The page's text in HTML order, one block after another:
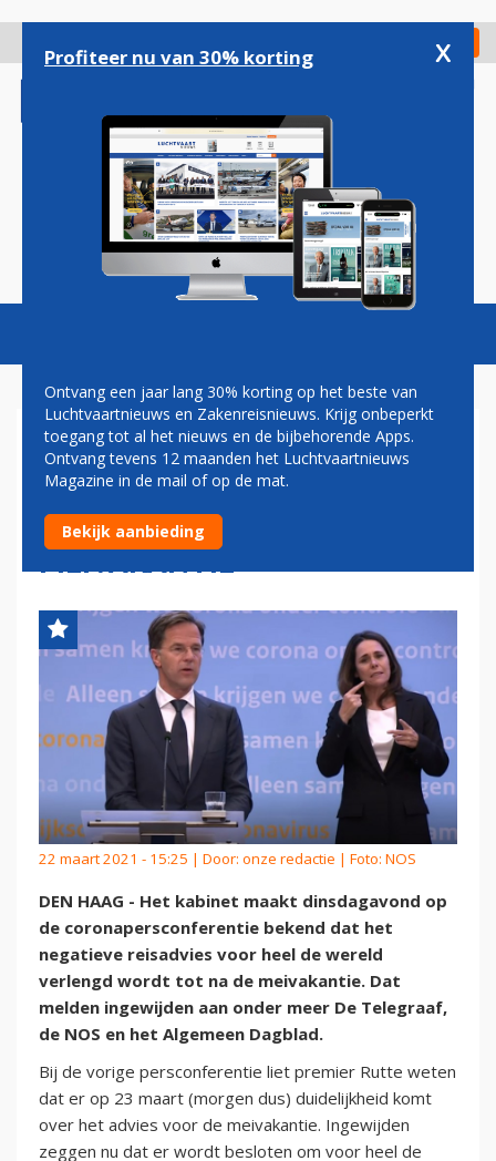
gaan
Check in
Magazine Podcasts Vacatures
'KABINET VERLENGT
NEGATIEF REISADVIES VOOR
HEEL DE WERELD TOT NA
MEIVAKANTIE'
22 maart 2021 - 15:25 | Door: onze redactie | Foto: NOS
DEN HAAG - Het kabinet maakt dinsdagavond op
de coronapersconferentie bekend dat het
negatieve reisadvies voor heel de wereld
verlengd wordt tot na de meivakantie. Dat
melden ingewijden aan onder meer De Telegraaf,
de NOS en het Algemeen Dagblad.
Bij de vorige persconferentie liet premier Rutte weten
dat er op 23 maart (morgen dus) duidelijkheid komt
over het advies voor de meivakantie. Ingewijden
zeggen nu dat er wordt besloten om voor heel de
Profiteer nu van 30% korting x
Ontvang een jaar lang 30% korting op het beste van
Luchtvaartnieuws en Zakenreisnieuws. Krijg onbeperkt
toegang tot al het nieuws en de bijbehorende Apps.
Ontvang tevens 12 maanden het Luchtvaartnieuws
Magazine in de mail of op de mat.
Bekijk aanbieding